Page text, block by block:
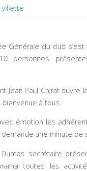
Générale du club
personnes
Jean Paul Chirat ouvre
bienvenue à tous.
émotion les
une minute de
secrétaire
toutes les